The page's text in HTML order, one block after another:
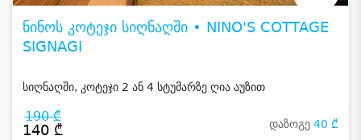
ნინოს კოტეჯი სიღნაღში • NINO'S COTTAGE
SIGNAGI
სიღნაღში, კოტეჯი 2 ან 4 სტუმარზე ღია აუზით
190 ₾
140 ₾ დაზოგე 40 ₾